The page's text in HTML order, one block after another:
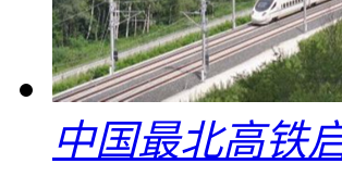
中国最北高铁